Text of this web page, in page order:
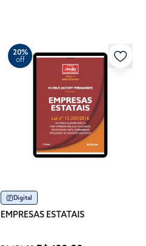
20%
off
Digital
EMPRESAS ESTATAIS